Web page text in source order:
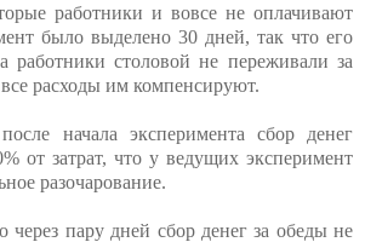
работники и вовсе не оплачивают
было выделено 30 дней, так что его
работники столовой не переживали за
все расходы им компенсируют.
начала эксперимента сбор денег
от затрат, что у ведущих эксперимент
разочарование.
через пару дней сбор денег за обеды не